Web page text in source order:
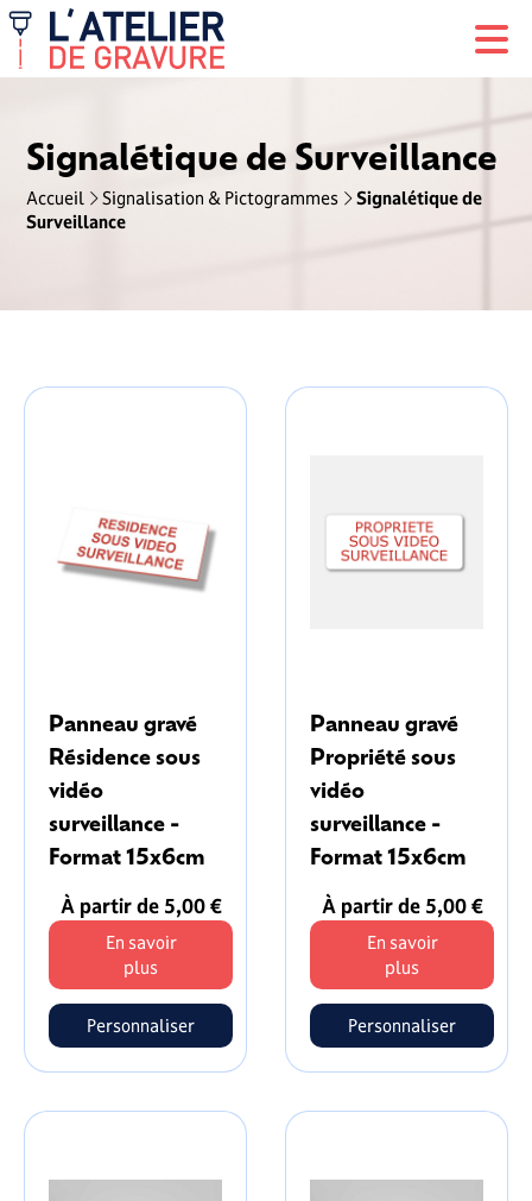
Signalétique de Surveillance
Accueil Signalisation & Pictogrammes
Signalétique de
Surveillance
Panneau gravé
Résidence sous
vidéo
surveillance -
Format 15x6cm
À partir de 5,00 €
En savoir
plus
Personnaliser
Panneau gravé
Propriété sous
vidéo
surveillance -
Format 15x6cm
À partir de 5,00 €
En savoir
plus
Personnaliser